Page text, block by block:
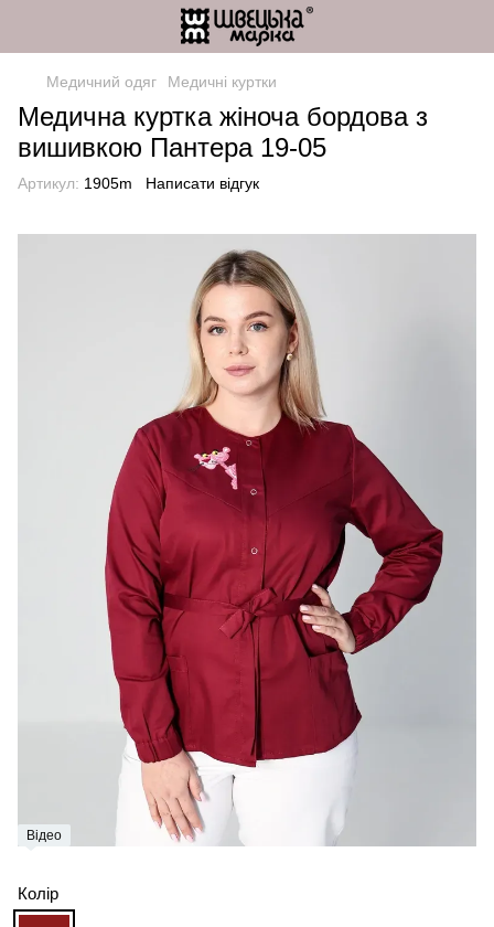
Медичний одяг Медичні куртки
Медична куртка жіноча бордова з
вишивкою Пантера 19-05
Артикул: 1905m Написати відгук
Відео
Колір